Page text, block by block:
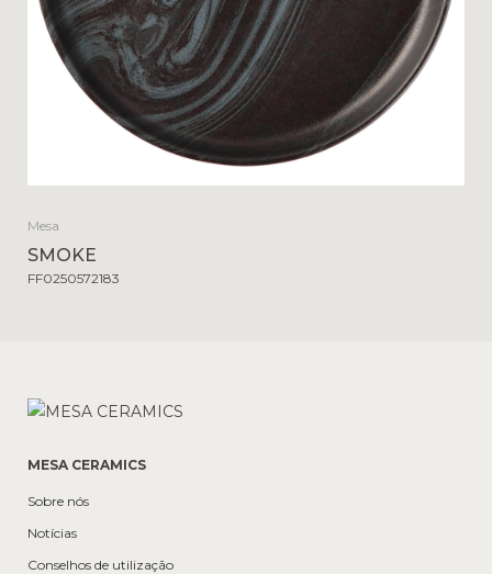
Mesa
SMOKE
FF0250572183
MESA CERAMICS
Sobre nós
Notícias
Conselhos de utilização